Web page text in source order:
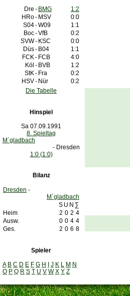
Dre - BMG
1:2
HRo- MSV
0:0
S04-W09
1:1
Boc-VfB
0:2
SVW- KSC
0:0
Düs- B04
1:1
FCK- FCB
4:0
Köl - BVB
1:2
StK- Fra
0:2
HSV- Nür
0:2
Die Tabelle
Hinspiel
Sa 07.09.1991
8. Spieltag
M´gladbach
- Dresden
1:0 (1:0)
Bilanz
Dresden -
M´gladbach
S U N ∑
Heim
2 0 2 4
Ausw.
0 0 4 4
Ges.
2 0 6 8
Spieler
A B C D E F G H J K L M N
O P Q R S T U V W X Y Z